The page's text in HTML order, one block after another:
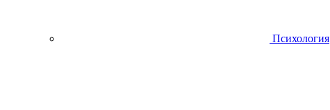
Психология